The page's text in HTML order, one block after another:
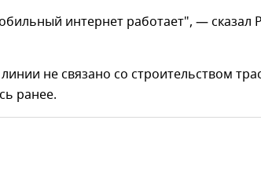
интернет работает", — сказал
не связано со строительством
ранее.